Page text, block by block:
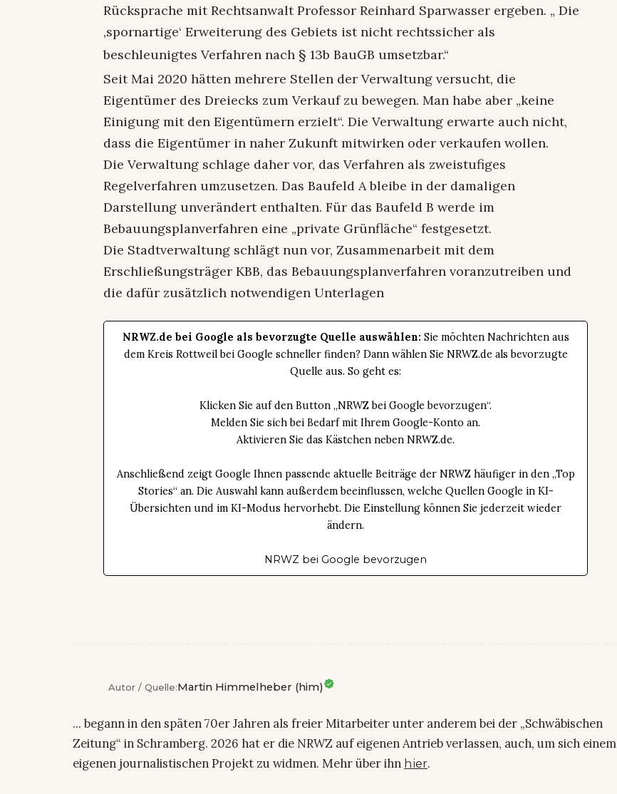
Rücksprache mit Rechtsanwalt Professor Reinhard Sparwasser ergeben. „ Die
‚spornartige‘ Erweiterung des Gebiets ist nicht rechtssicher als
beschleunigtes Verfahren nach § 13b BauGB umsetzbar.“
Seit Mai 2020 hätten mehrere Stellen der Verwaltung versucht, die
Eigentümer des Dreiecks zum Verkauf zu bewegen. Man habe aber „keine
Einigung mit den Eigentümern erzielt“. Die Verwaltung erwarte auch nicht,
dass die Eigentümer in naher Zukunft mitwirken oder verkaufen wollen.
Die Verwaltung schlage daher vor, das Verfahren als zweistufiges
Regelverfahren umzusetzen. Das Baufeld A bleibe in der damaligen
Darstellung unverändert enthalten. Für das Baufeld B werde im
Bebauungsplanverfahren eine „private Grünfläche“ festgesetzt.
Die Stadtverwaltung schlägt nun vor, Zusammenarbeit mit dem
Erschließungsträger KBB, das Bebauungsplanverfahren voranzutreiben und
die dafür zusätzlich notwendigen Unterlagen
NRWZ.de bei Google als bevorzugte Quelle auswählen: Sie möchten Nachrichten aus
dem Kreis Rottweil bei Google schneller finden? Dann wählen Sie NRWZ.de als bevorzugte
Quelle aus. So geht es:
Klicken Sie auf den Button „NRWZ bei Google bevorzugen“.
Melden Sie sich bei Bedarf mit Ihrem Google-Konto an.
Aktivieren Sie das Kästchen neben NRWZ.de.
Anschließend zeigt Google Ihnen passende aktuelle Beiträge der NRWZ häufiger in den „Top
Stories“ an. Die Auswahl kann außerdem beeinflussen, welche Quellen Google in KI-
Übersichten und im KI-Modus hervorhebt. Die Einstellung können Sie jederzeit wieder
ändern.
NRWZ bei Google bevorzugen
Autor / Quelle:Martin Himmelheber (him)
... begann in den späten 70er Jahren als freier Mitarbeiter unter anderem bei der „Schwäbischen
Zeitung“ in Schramberg. 2026 hat er die NRWZ auf eigenen Antrieb verlassen, auch, um sich einem
eigenen journalistischen Projekt zu widmen. Mehr über ihn hier.